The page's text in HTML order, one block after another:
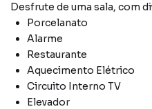
Desfrute de uma sala, com
Porcelanato
Alarme
Restaurante
Aquecimento Elétrico
Circuito Interno TV
Elevador